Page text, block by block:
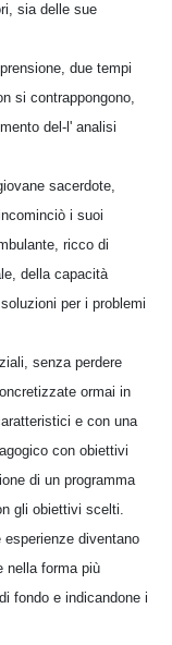
sia delle sue
due tempi
si contrappongono,
del-l' analisi
sacerdote,
i suoi
ricco di
della capacità
per i problemi
senza perdere
ormai in
e con una
con obiettivi
di un programma
gli obiettivi scelti.
diventano
nella forma più
fondo e indicandone i